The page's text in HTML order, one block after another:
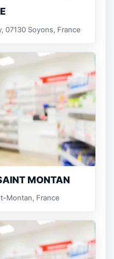
07130 Soyons, France
MONTAN
Montan, France